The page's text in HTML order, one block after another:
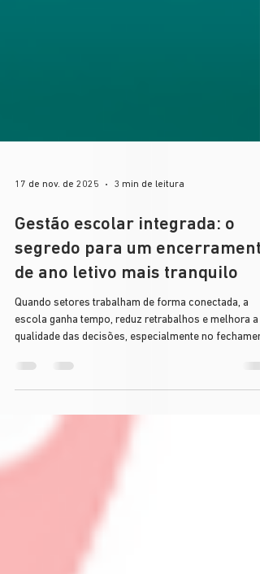
17 de nov. de 2025 3 min de leitura
Gestão escolar integrada: o
de ano letivo mais tranquilo
Quando setores trabalham de forma conectada, a
escola ganha tempo, reduz retrabalhos e melhora a
do ano letivo.